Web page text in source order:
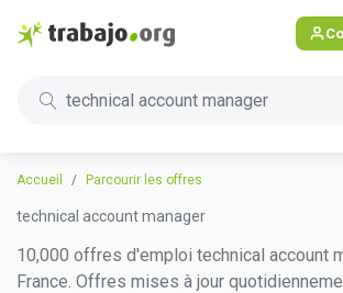
technical account manager
Accueil Parcourir les offres
technical account manager
10,000 offres d'emploi technical account
France. Offres mises à jour